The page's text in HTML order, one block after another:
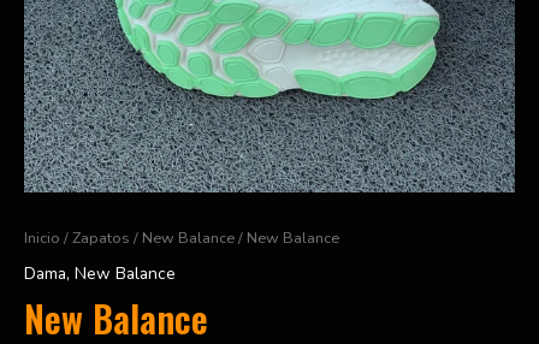
Inicio /Zapatos / New Balance/ New Balance
Dama, New Balance
New Balance